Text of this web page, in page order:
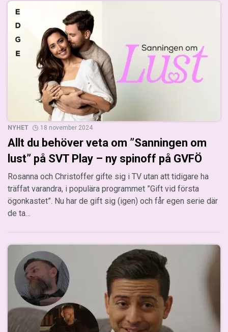
NYHET 18 november 2024
Allt du behöver veta om ”Sanningen om
lust” på SVT Play – ny spinoff på GVFÖ
Rosanna och Christoffer gifte sig i TV utan att tidigare ha
träffat varandra, i populära programmet ”Gift vid första
ögonkastet”. Nu har de gift sig (igen) och får egen serie där
de ta…